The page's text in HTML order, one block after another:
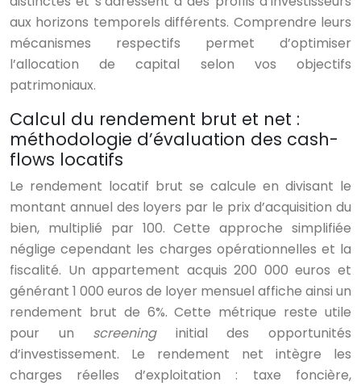
aux horizons temporels différents. Comprendre leurs
mécanismes respectifs permet d’optimiser
l’allocation de capital selon vos objectifs
patrimoniaux.
Calcul du rendement brut et net :
méthodologie d’évaluation des cash-
flows locatifs
Le rendement locatif brut se calcule en divisant le
montant annuel des loyers par le prix d’acquisition du
bien, multiplié par 100. Cette approche simplifiée
néglige cependant les charges opérationnelles et la
fiscalité. Un appartement acquis 200 000 euros et
générant 1 000 euros de loyer mensuel affiche ainsi un
rendement brut de 6%. Cette métrique reste utile
pour un screening initial des opportunités
d’investissement. Le rendement net intègre les
charges réelles d’exploitation : taxe foncière,